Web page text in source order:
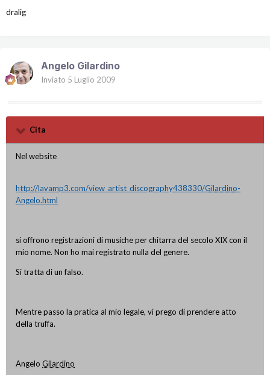
dralig
Angelo Gilardino
Inviato 5 Luglio 2009
Cita
Nel website
http://lavamp3.com/view_artist_discography438330/Gilardino-
Angelo.html
si offrono registrazioni di musiche per chitarra del secolo XIX con il
mio nome. Non ho mai registrato nulla del genere.
Si tratta di un falso.
Mentre passo la pratica al mio legale, vi prego di prendere atto
della truffa.
Angelo Gilardino